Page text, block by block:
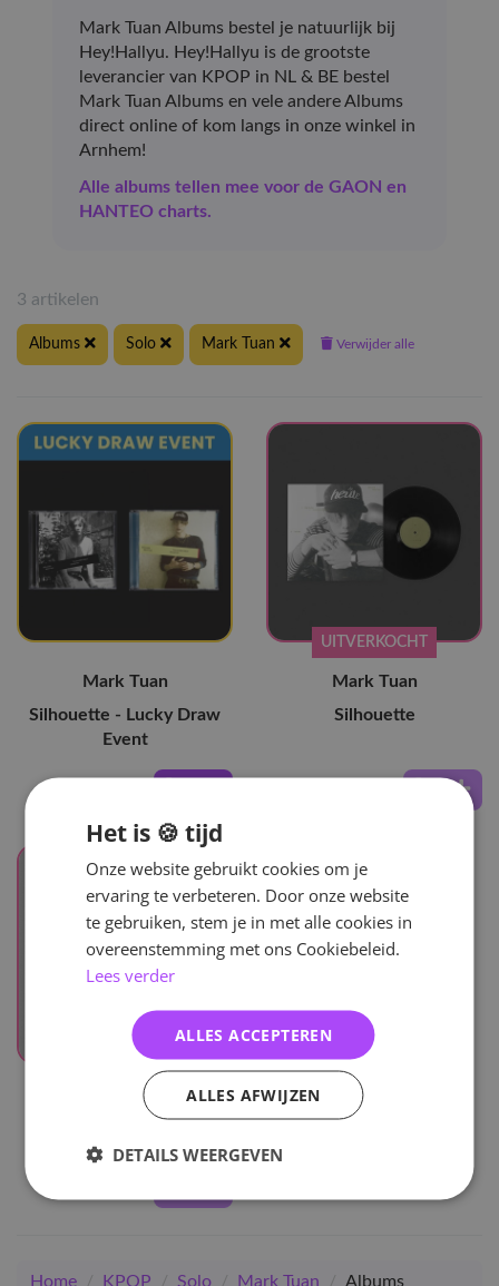
Mark Tuan Albums bestel je natuurlijk bij
Hey!Hallyu. Hey!Hallyu is de grootste
leverancier van KPOP in NL & BE bestel
Mark Tuan Albums en vele andere Albums
direct online of kom langs in onze winkel in
Arnhem!
Alle albums tellen mee voor de GAON en
HANTEO charts.
3 artikelen
Albums Solo Mark Tuan Verwijder alle
Mark Tuan
Silhouette - Lucky Draw
Event
UITVERKOCHT
Mark Tuan
Silhouette
UITVERKOCHT
Mark Tuan
Home / KPOP / Solo / Mark Tuan / Albums
Het is 🍪 tijd
Onze website gebruikt cookies om je
ervaring te verbeteren. Door onze website
te gebruiken, stem je in met alle cookies in
overeenstemming met ons Cookiebeleid.
Lees verder
ALLES ACCEPTEREN
ALLES AFWIJZEN
DETAILS WEERGEVEN